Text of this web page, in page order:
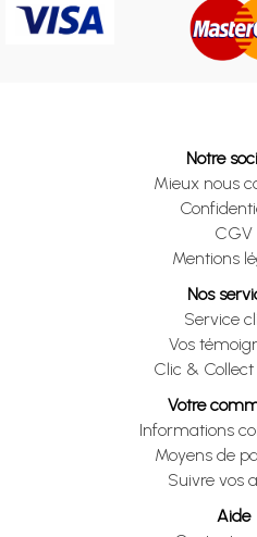
Notre
Mieux nous
CGV
Mentions
Nos
Service
Vos
Clic & Collect
Votre
Informations
Moyens de
Suivre vos
Aide